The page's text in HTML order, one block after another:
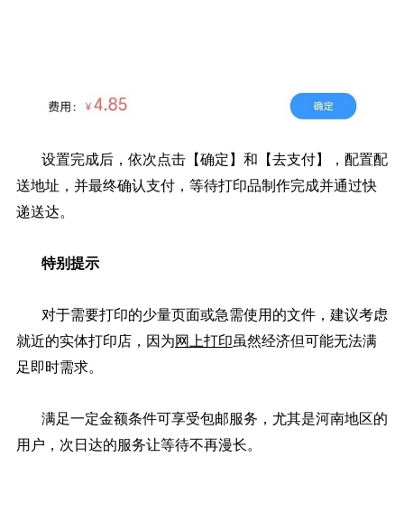
设置完成后，依次点击【确定】和【去支付】，配置配
送地址，并最终确认支付，等待打印品制作完成并通过快
递送达。
特别提示
对于需要打印的少量页面或急需使用的文件，建议考虑
就近的实体打印店，因为网上打印虽然经济但可能无法满
足即时需求。
满足一定金额条件可享受包邮服务，尤其是河南地区的
用户，次日达的服务让等待不再漫长。